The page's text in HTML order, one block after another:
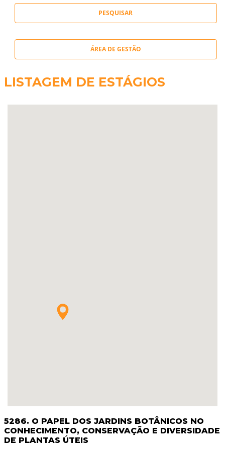
ÁREA DE GESTÃO
LISTAGEM DE ESTÁGIOS
5286. O PAPEL DOS JARDINS BOTÂNICOS NO
CONHECIMENTO, CONSERVAÇÃO E DIVERSIDADE
DE PLANTAS ÚTEIS